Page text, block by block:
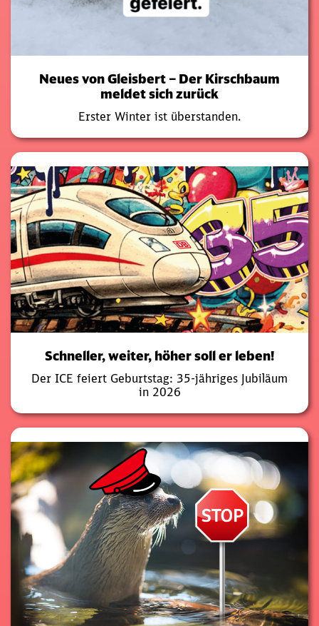
Neues von Gleisbert – Der Kirschbaum
meldet sich zurück
Erster Winter ist überstanden.
Schneller, weiter, höher soll er leben!
Der ICE feiert Geburtstag: 35-jähriges Jubiläum
in 2026